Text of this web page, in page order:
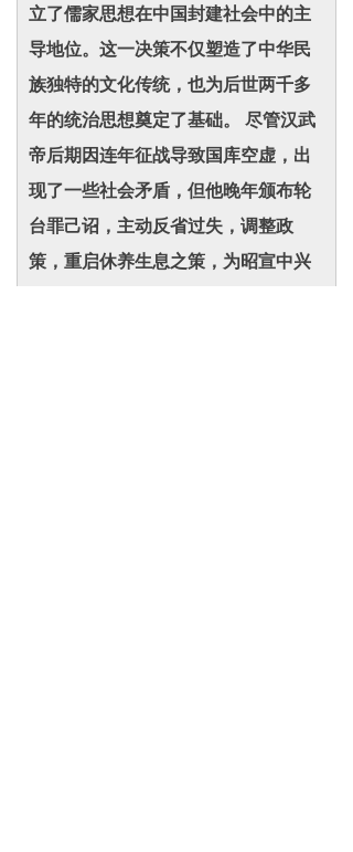
立了儒家思想在中国封建社会中的主
导地位。这一决策不仅塑造了中华民
族独特的文化传统，也为后世两千多
年的统治思想奠定了基础。 尽管汉武
帝后期因连年征战导致国库空虚，出
现了一些社会矛盾，但他晚年颁布轮
台罪己诏，主动反省过失，调整政
策，重启休养生息之策，为昭宣中兴